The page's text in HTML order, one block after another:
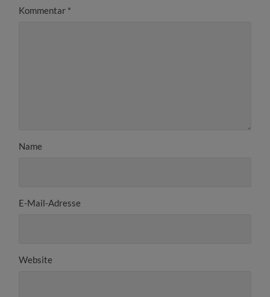
Kommentar *
Name
E-Mail-Adresse
Website